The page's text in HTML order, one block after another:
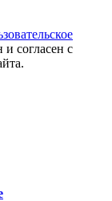
согласен с